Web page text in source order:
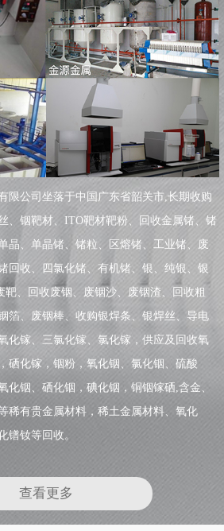
限公司坐落于中国广东省韶关市,长期收购
、铟靶材、ITO靶材靶粉、回收金属锗、锗
晶、单晶锗、锗粒、区熔锗、工业锗、废
回收、四氯化锗、有机锗、银、纯银、银
、回收废铟、废铟沙、废铟渣、回收粗
箔、废铟棒、收购银焊条、银焊丝、导电
化镓、三氯化镓、氯化镓，供应及回收氧
硒化镓，铟粉，氧化铟、氯化铟、硫酸
化铟、硒化铟，碘化铟，铜铟镓硒,含金、
稀有贵金属材料，稀土金属材料、氧化
镨钕等回收。
查看更多